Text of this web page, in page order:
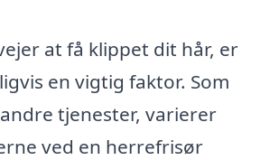
at få klippet dit hår, er
en vigtig faktor. Som
tjenester, varierer
ved en herrefrisør